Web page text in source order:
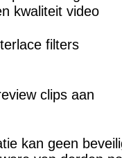
kwaliteit video
filters
clips aan
kan geen